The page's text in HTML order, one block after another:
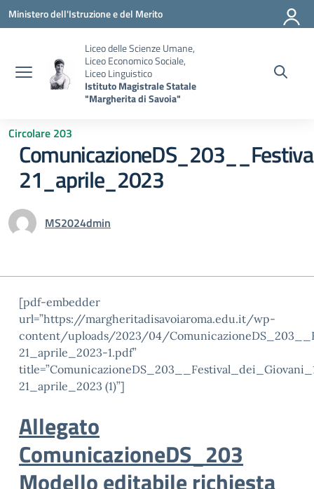
Vai ai contenuti
Vai al menu di navigazione
Vai al footer
Ministero dell'Istruzione e del Merito
Liceo delle Scienze Umane,
Liceo Economico Sociale,
Liceo Linguistico
Istituto Magistrale Statale
"Margherita di Savoia"
Circolare 203
21_aprile_2023
MS2024dmin
[pdf-embedder
url=”https://margheritadisavoiaroma.edu.it/wp-
content/uploads/2023/04/
21_aprile_2023-1.pdf”
21_aprile_2023 (1)”]
Allegato
ComunicazioneDS_203
Modello editabile richiesta